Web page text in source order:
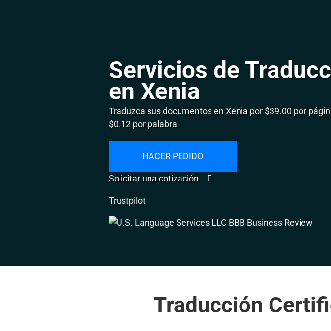
Servicios de
en Xenia
Traduzca sus documentos en Xenia por $39.00 por
$0.12 por palabra
HACER PEDIDO
Solicitar una cotización
Trustpilot
Traducción